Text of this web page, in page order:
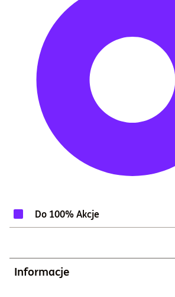
Do 100% Akcje
Informacje